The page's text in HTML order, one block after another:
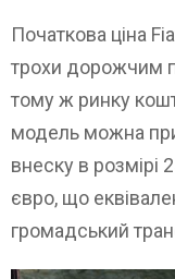
Початкова ціна
трохи дорожчим
тому ж ринку
модель можна
внеску в розмірі
євро, що
громадський